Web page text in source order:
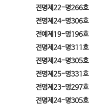
전명제22-명266호
전명제24-명306호
전예제19-명196호
전명제24-명311호
전명제24-명305호
전명제25-명331호
전명제23-명297호
전명제24-명305호